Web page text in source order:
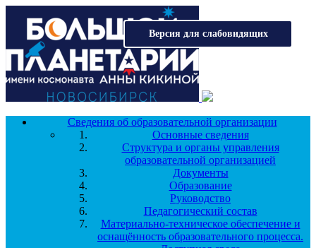
Перейти к основному содержанию
Версия для слабовидящих
Сведения об образовательной организации
Основные сведения
Структура и органы управления
образовательной организацией
Документы
Образование
Руководство
Педагогический состав
Материально-техническое обеспечение и
оснащённость образовательного процесса.